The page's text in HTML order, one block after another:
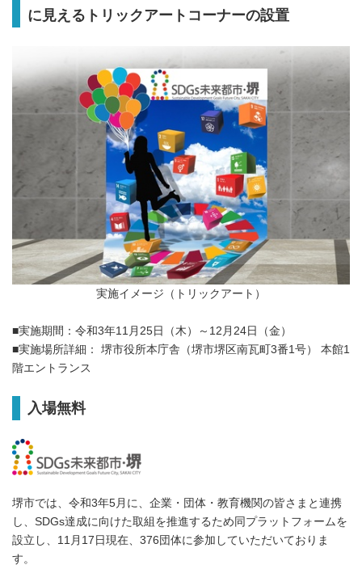
に見えるトリックアートコーナーの設置
実施イメージ（トリックアート）
■実施期間：令和3年11月25日（木）～12月24日（金）
■実施場所詳細： 堺市役所本庁舎（堺市堺区南瓦町3番1号） 本館1
階エントランス
入場無料
堺市では、令和3年5月に、企業・団体・教育機関の皆さまと連携
し、SDGs達成に向けた取組を推進するため同プラットフォームを
設立し、11月17日現在、376団体に参加していただいておりま
す。